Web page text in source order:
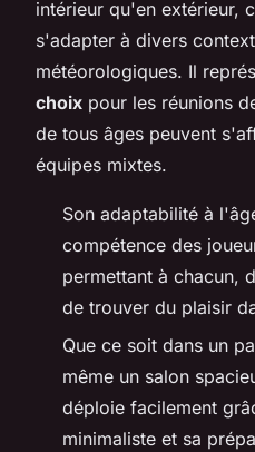
intérieur qu'en extérieur,
s'adapter à divers
météorologiques. Il
choix pour les réunions
de tous âges peuvent
équipes mixtes.
Son adaptabilité à
compétence des
permettant à chacun,
de trouver du plaisir
Que ce soit dans un
même un salon
déploie facilement
minimaliste et sa